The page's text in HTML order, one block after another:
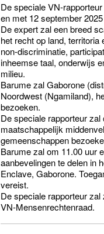
De speciale VN-
en met 12 september
De expert zal een breed
het recht op land,
non-discriminatie,
inheemse taal, onderwijs
milieu.
Barume zal Gaborone
Noordwest (Ngamiland),
bezoeken.
De speciale rapporteur
maatschappelijk
gemeenschappen
Barume zal om 11.00 uur
aanbevelingen te delen in
Enclave, Gaborone.
vereist.
De speciale rapporteur
VN-Mensenrechtenraad.